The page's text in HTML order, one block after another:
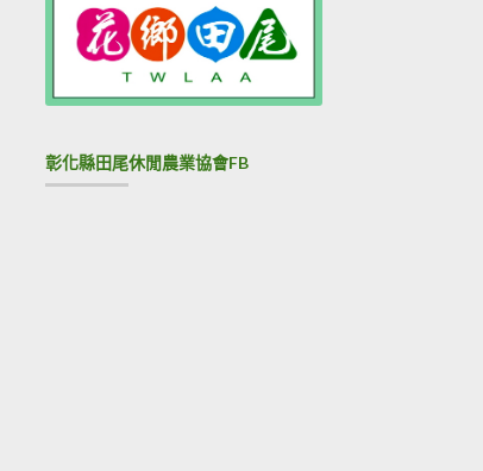
彰化縣田尾休閒農業協會FB